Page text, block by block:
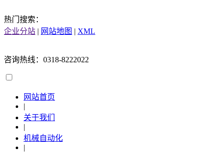
热门搜索：
企业分站 | 网站地图 | XML
咨询热线：0318-8222022
网站首页
|
关于我们
|
机械自动化
|